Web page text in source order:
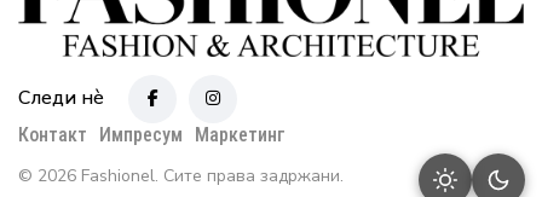
Следи нè
Контакт Импресум
Маркетинг
© 2026 Fashionel. Сите права задржани.